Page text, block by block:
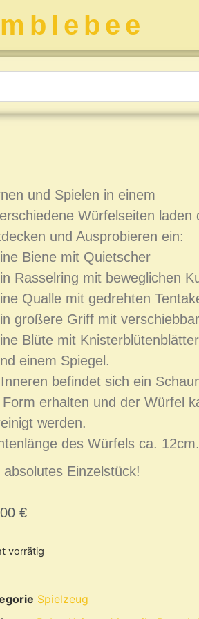
und Spielen in einem
Würfelseiten laden
und Ausprobieren ein:
Biene mit Quietscher
Rasselring mit beweglichen
Qualle mit gedrehten
großere Griff mit
Blüte mit
einem Spiegel.
befindet sich ein
Form erhalten und der Würfel
werden.
des Würfels ca. 12cm.
absolutes Einzelstück!
€
vorrätig
Spielzeug